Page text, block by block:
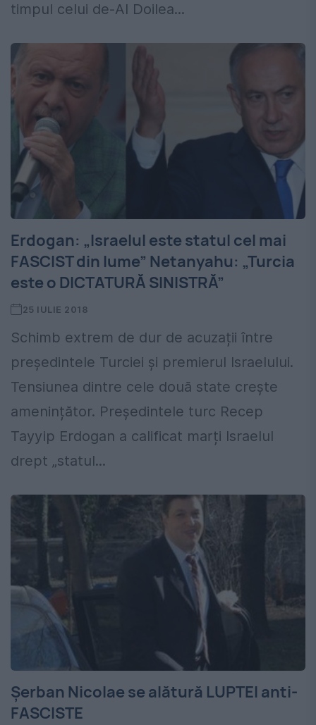
timpul celui de-Al Doilea...
Erdogan: „Israelul este statul cel mai
FASCIST din lume” Netanyahu: „Turcia
este o DICTATURĂ SINISTRĂ”
25 IULIE 2018
Schimb extrem de dur de acuzații între
președintele Turciei și premierul Israelului.
Tensiunea dintre cele două state crește
amenințător. Președintele turc Recep
Tayyip Erdogan a calificat marți Israelul
drept „statul...
Şerban Nicolae se alătură LUPTEI anti-
FASCISTE